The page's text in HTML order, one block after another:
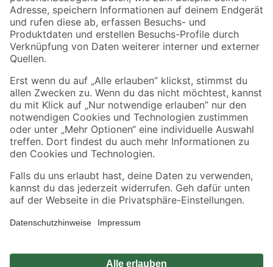
Zahlungsarten Versandarten
Sicher einkaufen
Jetzt die toom-App herunterladen
Alle Preisangaben in EUR inkl. gesetzl. MwSt.. Die dargestellten Angebote sind unter
Umständen nicht in allen Märkten verfügbar. Die angegebenen Verfügbarkeiten beziehen
Produkte nur solange der Vorrat reicht.
*Paketversand ab 59 € versandkostenfrei, gilt nicht für Artikel mit Speditionsversand, hier
Privatsphäre Impressum